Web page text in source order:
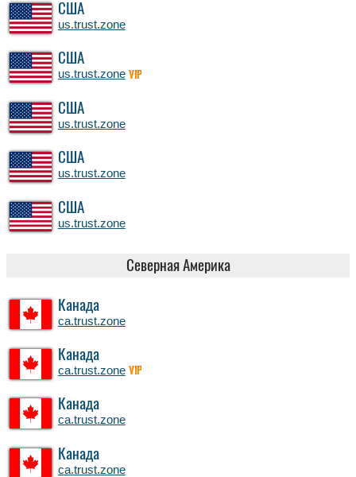
США
us.trust.zone
США
us.trust.zone VIP
США
us.trust.zone
США
us.trust.zone
США
us.trust.zone
Северная Америка
Канада
ca.trust.zone
Канада
ca.trust.zone VIP
Канада
ca.trust.zone
Канада
ca.trust.zone